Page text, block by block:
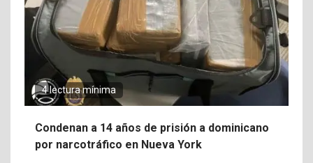
4 lectura mínima
Condenan a 14 años de prisión a dominicano
por narcotráfico en Nueva York